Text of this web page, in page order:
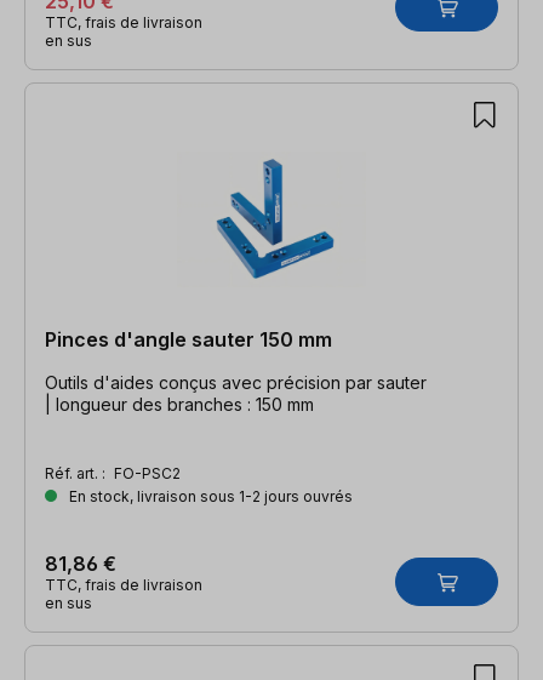
TTC, frais de livraison
en sus
Pinces d'angle sauter 150 mm
Outils d'aides conçus avec précision par sauter
| longueur des branches : 150 mm
Réf. art. : FO-PSC2
En stock, livraison sous 1-2 jours ouvrés
81,86 €
TTC, frais de livraison
en sus